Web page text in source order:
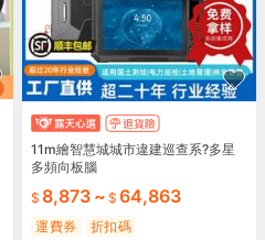
11m繪智慧城城市違建巡查系?多星
多頻向板腦
8,873 ~ 64,863
運費券 折扣碼